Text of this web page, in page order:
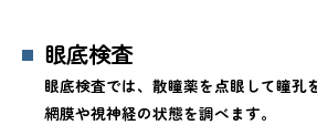
眼底検査
眼底検査では、散瞳薬を点眼して瞳孔
網膜や視神経の状態を調べます。